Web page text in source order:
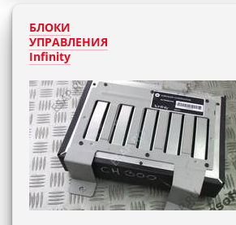
БЛОКИ
УПРАВЛЕНИЯ
Infinity